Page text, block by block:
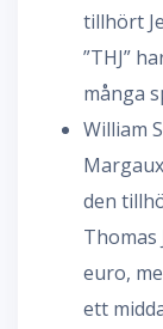
tillhört
”THJ”
många
William
den
Thomas
euro,
ett